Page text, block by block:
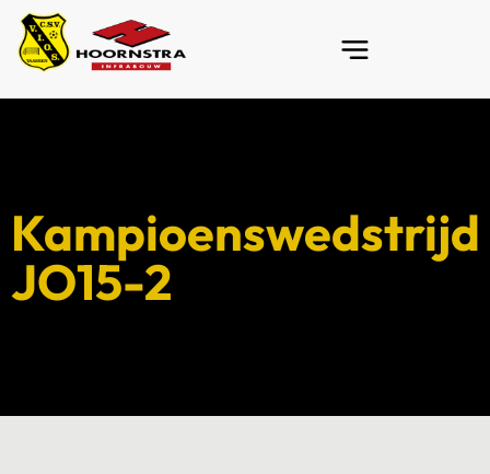
Kampioenswedstrijd
JO15-2